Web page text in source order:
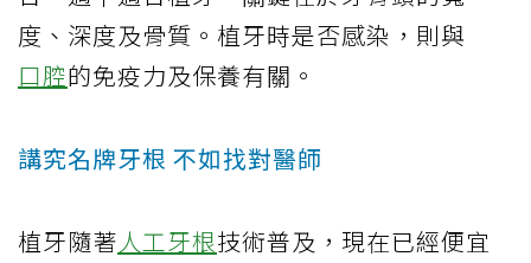
度、深度及骨質。植牙時是否感染，則與
口腔的免疫力及保養有關。
講究名牌牙根 不如找對醫師
植牙隨著人工牙根技術普及，現在已經便宜